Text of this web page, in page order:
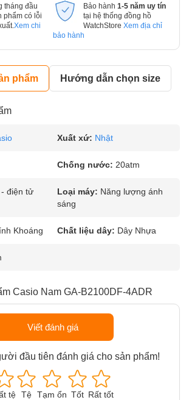
tháng đầu
phẩm có lỗi
Xem chi
Bảo hành 1-5 năm uy tín
tại hệ thống đồng hồ
WatchStore Xem địa chỉ
bảo hành
phẩm Hướng dẫn chọn size
Xuất xứ: Nhật
Chống nước: 20atm
- điện tử Loại máy: Năng lượng ánh
sáng
Khoáng Chất liệu dây: Dây Nhựa
Casio Nam GA-B2100DF-4ADR
Viết đánh giá
đầu tiên đánh giá cho sản phẩm!
tệ Tệ Tạm ổn Tốt Rất tốt